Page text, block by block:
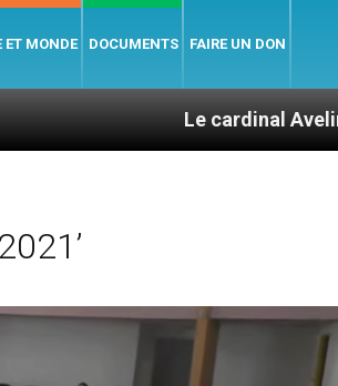
ET MONDE DOCUMENTS FAIRE UN DON
Le cardinal Aveline se confie